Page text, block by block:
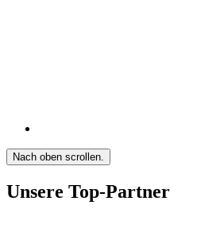
Nach oben scrollen.
Unsere Top-Partner